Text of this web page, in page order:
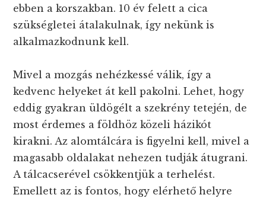
ebben a korszakban. 10 év felett a cica
szükségletei átalakulnak, így nekünk is
alkalmazkodnunk kell.
Mivel a mozgás nehézkessé válik, így a
kedvenc helyeket át kell pakolni. Lehet, hogy
eddig gyakran üldögélt a szekrény tetején, de
most érdemes a földhöz közeli házikót
kirakni. Az alomtálcára is figyelni kell, mivel a
magasabb oldalakat nehezen tudják átugrani.
A tálcacserével csökkentjük a terhelést.
Emellett az is fontos, hogy elérhető helyre